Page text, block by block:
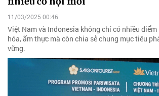
11/03/2025 00:46
Việt Nam và Indonesia không chỉ có nhiều
hóa, ẩm thực mà còn chia sẻ chung mục tiêu
vững.